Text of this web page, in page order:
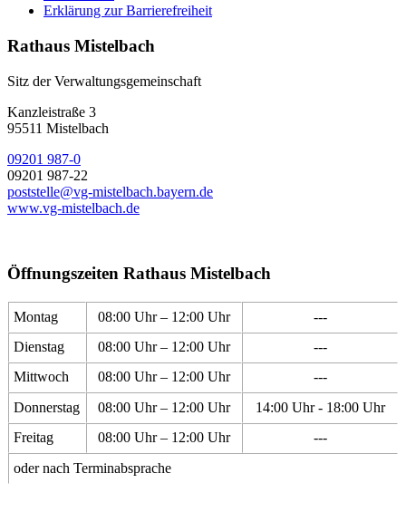
Erklärung zur Barrierefreiheit
Rathaus Mistelbach
Sitz der Verwaltungsgemeinschaft
Kanzleistraße 3
95511 Mistelbach
09201 987-0
09201 987-22
poststelle@vg-mistelbach.bayern.de
www.vg-mistelbach.de
Öffnungszeiten Rathaus Mistelbach
Montag 08:00 Uhr – 12:00 Uhr
---
Dienstag
08:00 Uhr – 12:00 Uhr
---
Mittwoch
08:00 Uhr – 12:00 Uhr
---
Donnerstag
08:00 Uhr – 12:00 Uhr
14:00 Uhr - 18:00 Uhr
Freitag
08:00 Uhr – 12:00 Uhr
---
oder nach Terminabsprache